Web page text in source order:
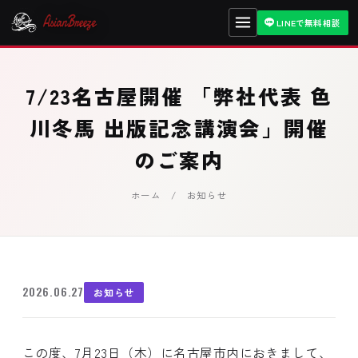
LINEで無料相談
7/23名古屋開催 「弊社代表 色
川冬馬 出版記念講演会」開催
のご案内
ホーム / お知らせ
2026.06.27 お知らせ
この度、7月23日（木）に名古屋市内におきまして、